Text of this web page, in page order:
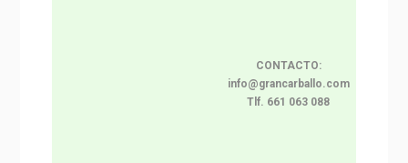
CONTACTO:
info@grancarballo.com
Tlf. 661 063 088